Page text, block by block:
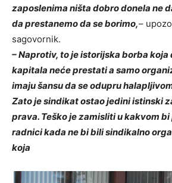
zaposlenima ništa dobro donela ne
da prestanemo da se borimo,–
sagovornik.
– Naprotiv, to je istorijska borba koja
kapitala neće prestati a samo
imaju šansu da se odupru
Zato je sindikat ostao jedini istinski
prava. Teško je zamisliti u kakvom
radnici kada ne bi bili sindikalno
koja